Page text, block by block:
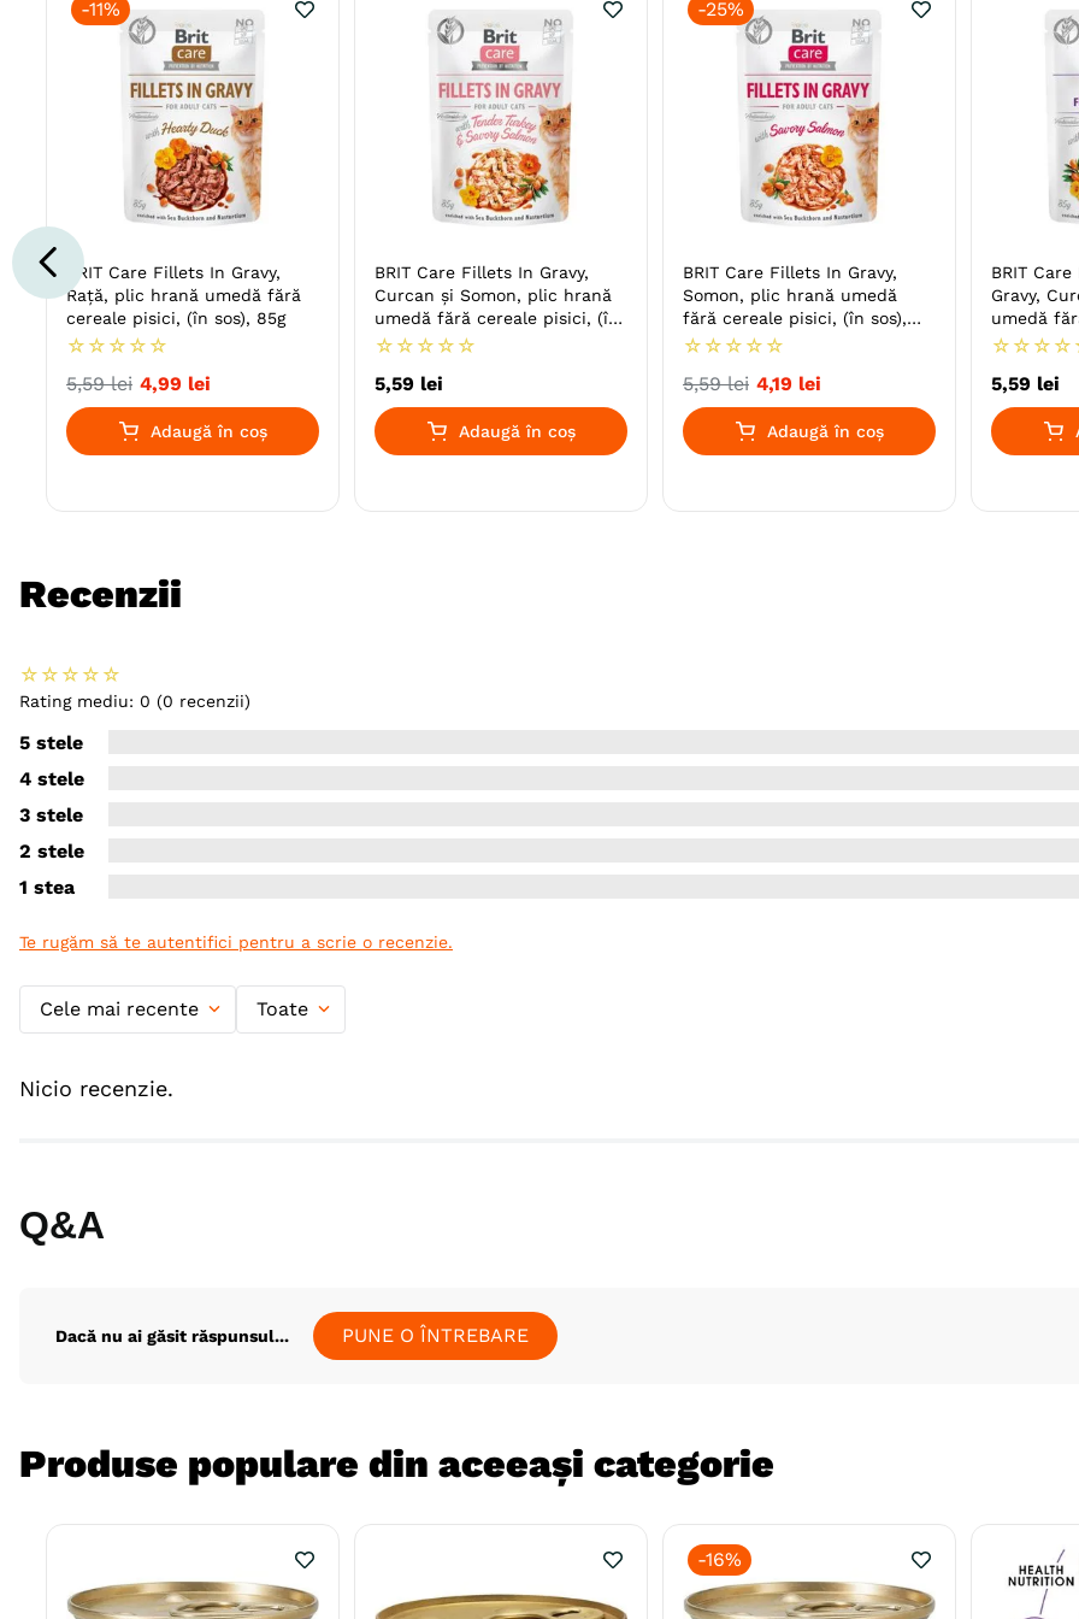
-11%
BRIT Care Fillets In Gravy,
Rață, plic hrană umedă fără
cereale pisici, (în sos), 85g
☆ ☆ ☆ ☆ ☆
5,59 lei 4,99 lei
Adaugă în coș
BRIT Care Fillets In Gravy,
Curcan și Somon, plic hrană
umedă fără cereale pisici, (în
sos), 85g
☆ ☆ ☆ ☆ ☆
5,59 lei
Adaugă în coș
-25%
BRIT Care Fillets In Gravy,
Somon, plic hrană umedă
fără cereale pisici, (în sos),
85g
☆ ☆ ☆ ☆ ☆
5,59 lei 4,19 lei
Adaugă în coș
BRIT
Gravy,
umedă
junior, (în
☆ ☆ ☆ ☆
5,59 lei
Recenzii
☆ ☆ ☆ ☆ ☆
Rating mediu: 0 (0 recenzii)
5 stele
4 stele
3 stele
2 stele
1 stea
Te rugăm să te autentifici pentru a scrie o recenzie.
Cele mai recente Toate
Nicio recenzie.
Q&A
Dacă nu ai găsit răspunsul... PUNE O ÎNTREBARE
Produse populare din aceeași categorie
-16%